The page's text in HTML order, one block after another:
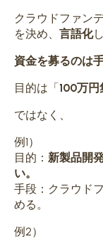
クラウドファン
を決め、 言語化
資金を募るのは
目的は「100万円
ではなく、
例1）
目的： 新製品開
い。
手段：クラウド
める。
例2）